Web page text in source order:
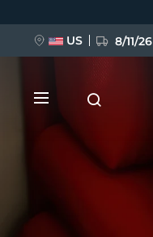
US 8/11/26